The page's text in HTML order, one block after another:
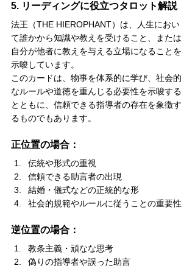
5. リーディングに役立つタロット解説
法王（THE HIEROPHANT）は、人生におい
て誰かから知識や教えを受けること、または
自分が他者に教えを与える立場になることを
示唆しています。
このカードは、物事を体系的に学び、社会的
なルールや道徳を重んじる必要性を示唆する
とともに、信頼できる指導者の存在を象徴す
るものでもあります。
正位置の場合：
伝統や形式の重視
信頼できる助言者の出現
結婚・儀式などの正統的な形
社会的規範やルールに従うことの重要性
逆位置の場合：
教条主義・頑なな思考
偽りの指導者や誤った助言